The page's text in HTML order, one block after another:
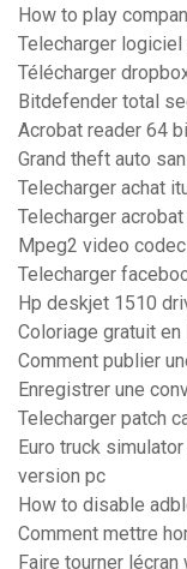
How to play
Telecharger
Télécharger
Bitdefender total
Acrobat reader 64
Grand theft auto
Telecharger achat
Telecharger
Mpeg2 video
Telecharger
Hp deskjet 1510
Coloriage gratuit
Comment publier
Enregistrer une
Telecharger patch
Euro truck
version pc
How to disable
Comment mettre
Faire tourner